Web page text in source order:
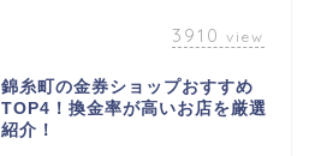
3910 view
錦糸町の金券ショップおすすめ
TOP4！換金率が高いお店を厳選
紹介！